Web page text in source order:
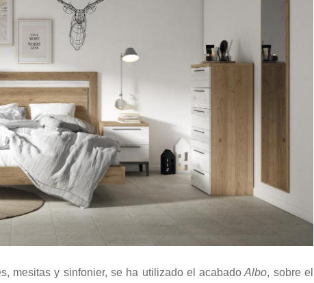
mesitas y sinfonier, se ha utilizado el acabado Albo, sobre el